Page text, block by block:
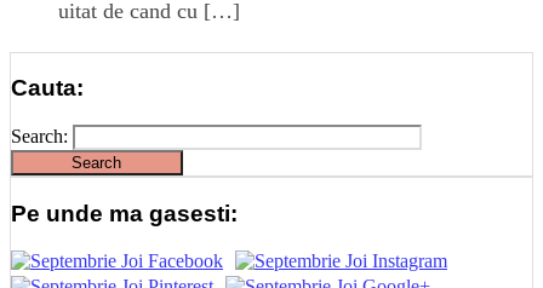
uitat de cand cu […]
Cauta:
Search:
Pe unde ma gasesti: